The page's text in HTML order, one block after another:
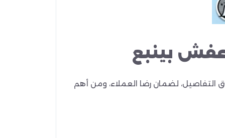
بينبع
التفاصيل، لضمان رضا العملاء، ومن أهم